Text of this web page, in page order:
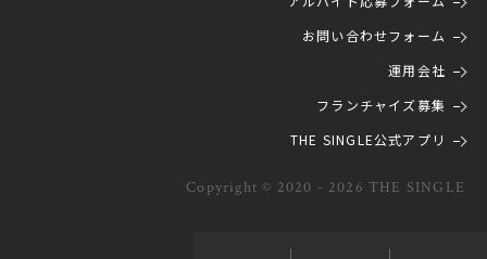
Copyright © 2020 - 2026 THE SINGLE
お問い合わせフォーム
運用会社
フランチャイズ募集
THE SINGLE公式アプリ